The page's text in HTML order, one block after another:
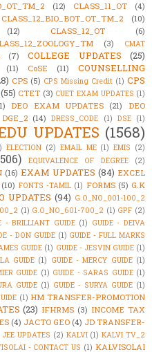
(12) CLASS_11_OT
(4)
CLASS_12_BIO_BOT_OT_TM_2
(10)
(12) CLASS_12_OT
(6)
(3)
CMAT
(7) COLLEGE UPDATES (25)
(11) CoSE (11)
COUNSELLING
CPS (5) CPS Missing Credit (1) CPS
(55) CTET (3) CUET EXAM UPDATES (1)
DEO EXAM UPDATES (21)
DEO
DGE_2 (14) DRESS_CODE (1) DSE (1)
UPDATES (1568)
ELECTION (2) EMAIL ME (1) EMIS (2)
EQUIVALENCE OF DEGREE (2)
(16) EXAM UPDATES (84) EXCEL
(10) FONTS -TAMIL (1) FORMS (5) G.K
UPDATES (94) G.O_NO_001-100_2
(1) G.O_NO_601-700_2 (1) GPF (2)
- BRILLIANT GUIDE (1) GUIDE - DEIVA
- DON GUIDE (1) GUIDE - FULL MARKS
GUIDE (1) GUIDE - JESVIN GUIDE (1)
GUIDE (1) GUIDE - MERCY GUIDE (1)
GUIDE (1) GUIDE - SARAS GUIDE (1)
GUIDE (1) GUIDE - SURYA GUIDE (1)
(1) HM TRANSFER-PROMOTION
(23) IFHRMS (3) INCOME TAX
(4) JACTO GEO (4) JD TRANSFER-
JEE UPDATES (2) KALVI (1) KALVI TV_2
- CONTACT US (1) KALVISOLAI